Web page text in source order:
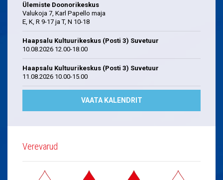
Ülemiste Doonorikeskus
Valukoja 7, Karl Papello maja
E, K, R 9-17 ja T, N 10-18
Haapsalu Kultuurikeskus (Posti 3) Suvetuur
10.08.2026 12.00-18.00
Haapsalu Kultuurikeskus (Posti 3) Suvetuur
11.08.2026 10.00-15.00
VAATA KALENDRIT
Verevarud